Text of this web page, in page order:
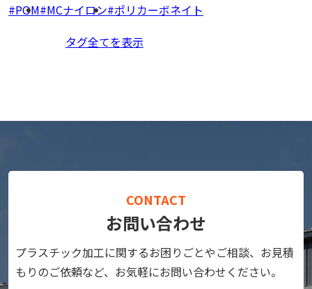
POM MCナイロン ポリカーボネイト
タグ全てを表示
CONTACT
お問い合わせ
プラスチック加工に関するお困りごとやご相談、お見積
もりのご依頼など、お気軽にお問い合わせください。